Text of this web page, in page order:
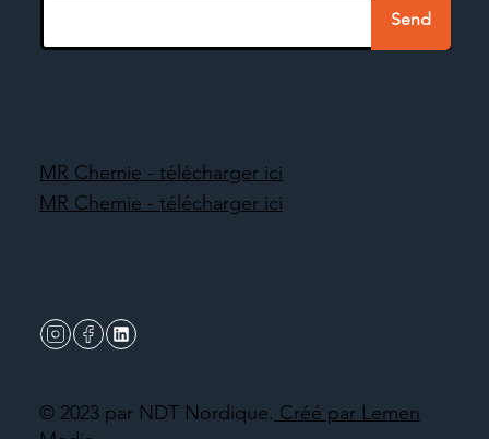
Send
© 2023 par NDT Nordique. Créé par Lemen
MR Chemie - télécharger ici
MR Chemie - télécharger ici